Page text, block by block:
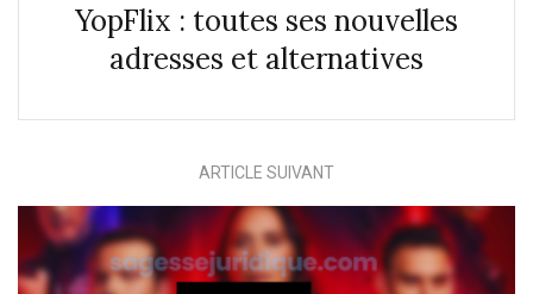
YopFlix : toutes ses nouvelles
adresses et alternatives
ARTICLE SUIVANT